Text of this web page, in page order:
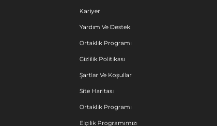
Kariyer
Yardım Ve Destek
Ortaklık Programı
Gizlilik Politikası
Şartlar Ve Koşullar
Site Haritası
Ortaklık Programı
Elçilik Programımızı